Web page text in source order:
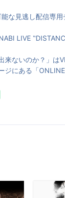
な見逃し配信専
LIVE
ないのか？」は
ジにある「